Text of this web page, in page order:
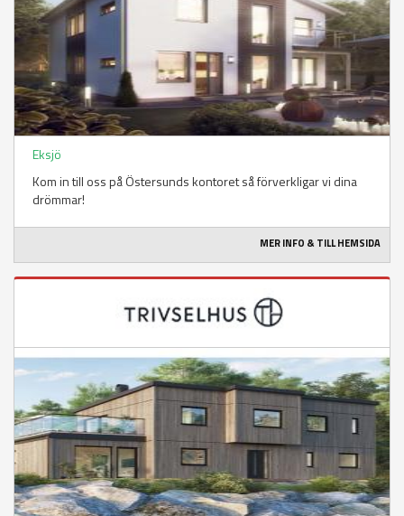
Eksjö
Kom in till oss på Östersunds kontoret så förverkligar vi dina
drömmar!
MER INFO & TILL HEMSIDA